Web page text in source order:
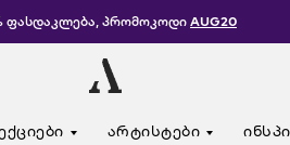
ფასდაკლება, პრომოკოდიAUG20
არტისტები